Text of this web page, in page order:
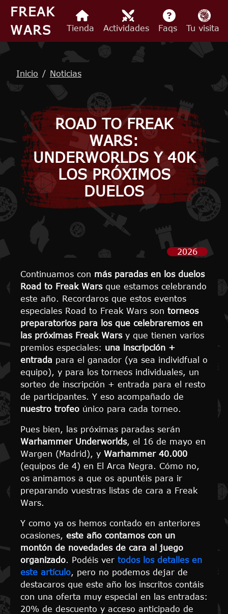
Pasar al contenido principal
FREAK
WARS
Tienda Actividades Faqs Tu visita
Ruta de navegación
Inicio Noticias
ROAD TO FREAK
WARS:
UNDERWORLDS Y 40K
LOS PRÓXIMOS
DUELOS
2026
Continuamos con más paradas en los duelos
Road to Freak Warsque estamos celebrando
este año. Recordaros que estos eventos
especiales Road to Freak Wars son torneos
preparatorios para los que celebraremos en
las próximas Freak Wars y que tienen varios
premios especiales: una inscripción +
entrada para el ganador (ya sea individfual o
equipo), y para los torneos individuales, un
sorteo de inscripción + entrada para el resto
de participantes. Y eso acompañado de
nuestro trofeo único para cada torneo.
Pues bien, las próximas paradas serán
Warhammer Underworlds, el 16 de mayo en
Wargen (Madrid), y Warhammer 40.000
(equipos de 4) en El Arca Negra. Cómo no,
os animamos a que os apuntéis para ir
preparando vuestras listas de cara a Freak
Wars.
Y como ya os hemos contado en anteriores
ocasiones, este año contamos con un
montón de novedades de cara al juego
organizado. Podéis ver todos los detalles en
este artículo, pero no podemos dejar de
destacaros que este año los inscritos contáis
con una oferta muy especial en las entradas:
20% de descuento y acceso anticipado de